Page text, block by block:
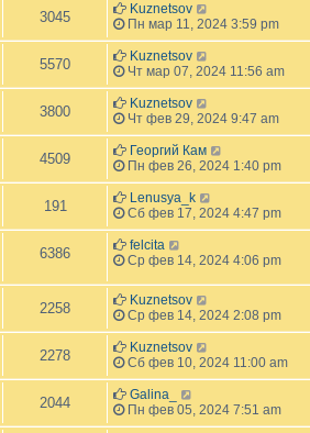
3045
Kuznetsov
Пн мар 11, 2024 3:59 pm
5570
Kuznetsov
Чт мар 07, 2024 11:56 am
3800
Kuznetsov
Чт фев 29, 2024 9:47 am
4509
Георгий Кам
Пн фев 26, 2024 1:40 pm
191
Lenusya_k
Сб фев 17, 2024 4:47 pm
6386
felcita
Ср фев 14, 2024 4:06 pm
2258
Kuznetsov
Ср фев 14, 2024 2:08 pm
2278
Kuznetsov
Сб фев 10, 2024 11:00 am
2044
Galina_
Пн фев 05, 2024 7:51 am